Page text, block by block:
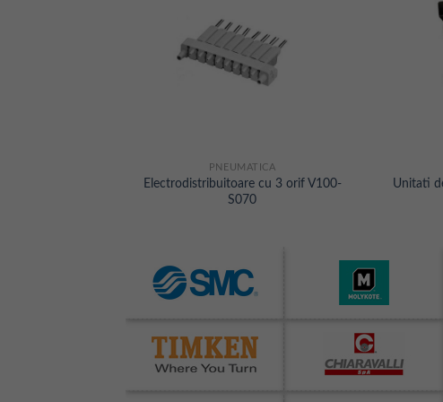
PNEUMATICA
Electrodistribuitoare cu 3 orif V100-
S070
Unitati